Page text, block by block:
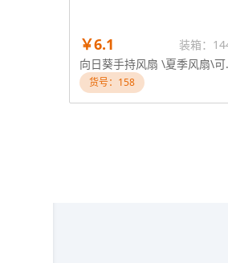
￥6.1
装箱：
向日葵
货号：158